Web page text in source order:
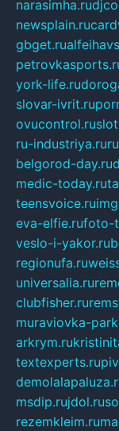
narasimha.ru
newsplain.ru
gbget.ru
york-life.ru
slovar-ivrit.ru
ovucontrol.ru
ru-industriya.ru
belgorod-day.ru
medic-today.ru
teensvoice.ru
eva-elfie.rufoto-
veslo-i-yakor.ru
regionufa.ru
universalia.ru
clubfisher.ru
muraviovka-
arkrym.ru
textexperts.ru
msdip.rujdol.ru
rezemkleim.ru